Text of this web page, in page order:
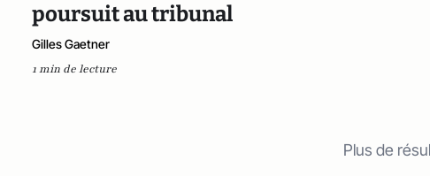
poursuit au tribunal
Gilles Gaetner
1 min de lecture
Plus de